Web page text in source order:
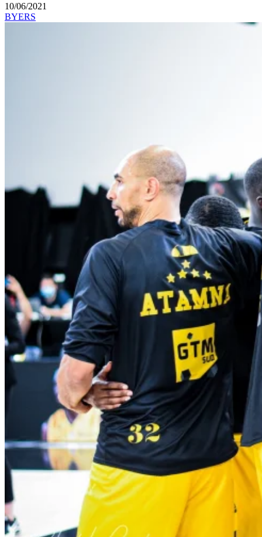
10/06/2021
BYERS